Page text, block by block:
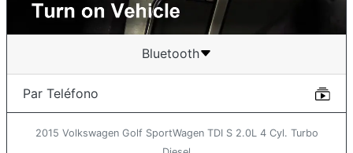
Bluetooth
Par Teléfono
2015 Volkswagen Golf SportWagen TDI S 2.0L 4 Cyl. Turbo